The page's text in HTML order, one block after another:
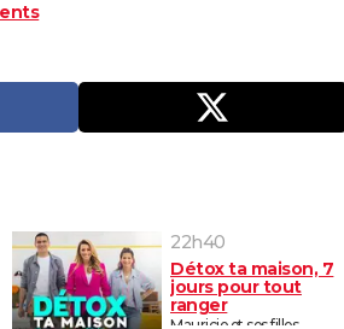
22h40
Détox ta maison, 7
jours pour tout
ranger
Mauricio et ses filles